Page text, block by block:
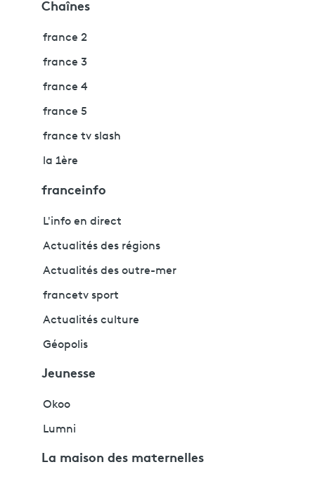
Chaînes
france 2
france 3
france 4
france 5
france tv slash
la 1ère
franceinfo
L'info en direct
Actualités des régions
Actualités des outre-mer
francetv sport
Actualités culture
Géopolis
Jeunesse
Okoo
Lumni
La maison des maternelles